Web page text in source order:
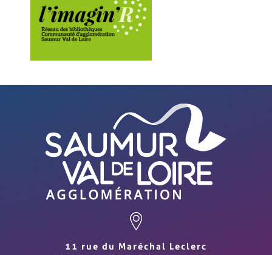
11 rue du Maréchal Leclerc